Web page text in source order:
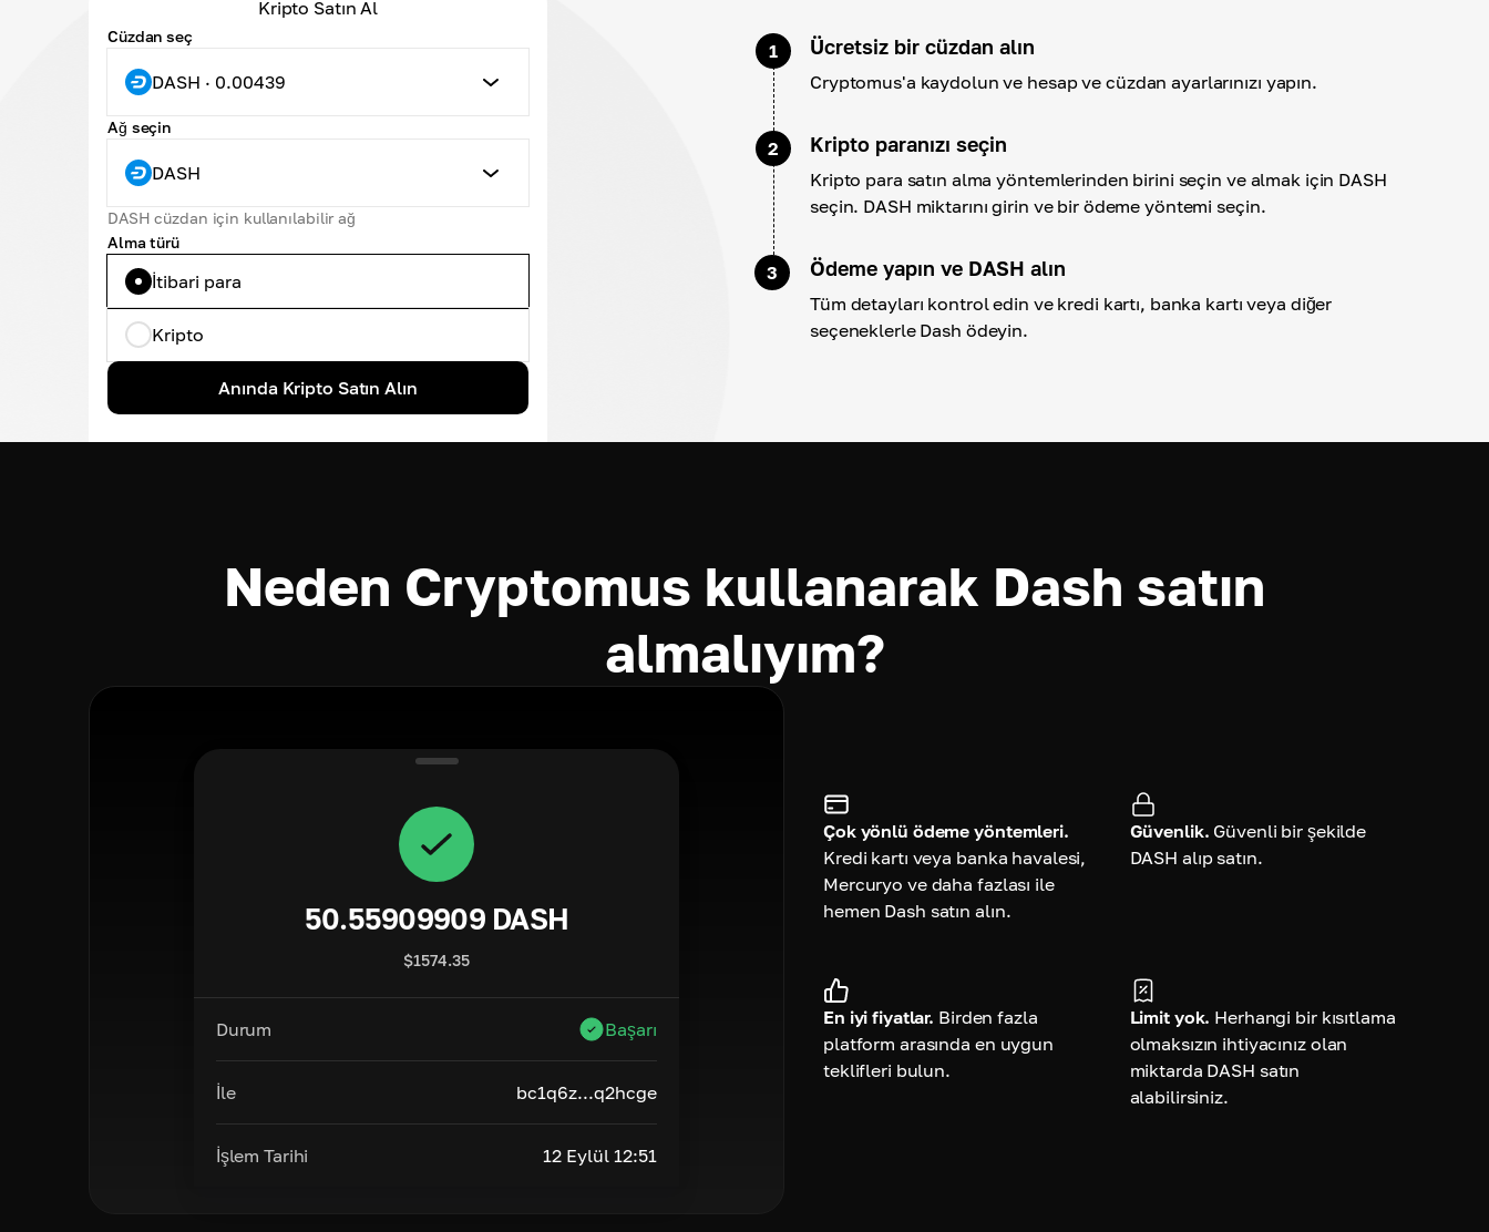
Kripto Satın Al
Cüzdan seç
DASH · 0.00439
Ağ seçin
DASH
DASH cüzdan için kullanılabilir ağ
Alma türü
İtibari para
Kripto
Anında Kripto Satın Alın
1 Ücretsiz bir cüzdan alın
Cryptomus'a kaydolun ve hesap ve cüzdan ayarlarınızı yapın.
2 Kripto paranızı seçin
Kripto para satın alma yöntemlerinden birini seçin ve almak için DASH
seçin. DASH miktarını girin ve bir ödeme yöntemi seçin.
3 Ödeme yapın ve DASH alın
Tüm detayları kontrol edin ve kredi kartı, banka kartı veya diğer
seçeneklerle Dash ödeyin.
Neden Cryptomus kullanarak Dash satın
almalıyım?
50.55909909 DASH
$1574.35
Durum Başarı
İle bc1q6z...q2hcge
İşlem Tarihi 12 Eylül 12:51
Çok yönlü ödeme yöntemleri.
Kredi kartı veya banka havalesi,
Mercuryo ve daha fazlası ile
hemen Dash satın alın.
Güvenlik. Güvenli bir şekilde
DASH alıp satın.
En iyi fiyatlar. Birden fazla
platform arasında en uygun
teklifleri bulun.
Limit yok. Herhangi bir kısıtlama
olmaksızın ihtiyacınız olan
miktarda DASH satın
alabilirsiniz.